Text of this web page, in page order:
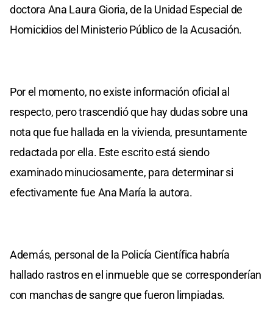
doctora Ana Laura Gioria, de la Unidad Especial de
Homicidios del Ministerio Público de la Acusación.
Por el momento, no existe información oficial al
respecto, pero trascendió que hay dudas sobre una
nota que fue hallada en la vivienda, presuntamente
redactada por ella. Este escrito está siendo
examinado minuciosamente, para determinar si
efectivamente fue Ana María la autora.
Además, personal de la Policía Científica habría
hallado rastros en el inmueble que se corresponderían
con manchas de sangre que fueron limpiadas.